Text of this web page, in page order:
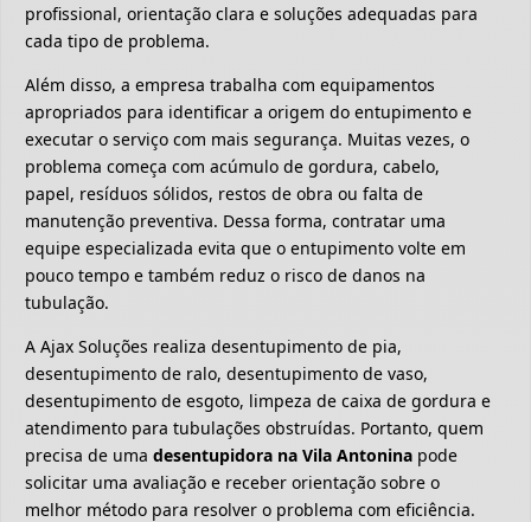
profissional, orientação clara e soluções adequadas para
cada tipo de problema.
Além disso, a empresa trabalha com equipamentos
apropriados para identificar a origem do entupimento e
executar o serviço com mais segurança. Muitas vezes, o
problema começa com acúmulo de gordura, cabelo,
papel, resíduos sólidos, restos de obra ou falta de
manutenção preventiva. Dessa forma, contratar uma
equipe especializada evita que o entupimento volte em
pouco tempo e também reduz o risco de danos na
tubulação.
A Ajax Soluções realiza desentupimento de pia,
desentupimento de ralo, desentupimento de vaso,
desentupimento de esgoto, limpeza de caixa de gordura e
atendimento para tubulações obstruídas. Portanto, quem
precisa de uma desentupidora na Vila Antonina pode
solicitar uma avaliação e receber orientação sobre o
melhor método para resolver o problema com eficiência.